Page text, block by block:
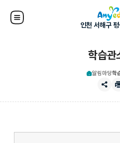
인천 서해구
학습관
알림마당학